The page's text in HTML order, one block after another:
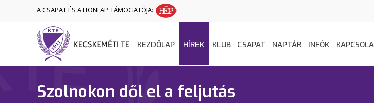
A CSAPAT ÉS A HONLAP TÁMOGATÓJA:
KEZDŐLAP HÍREK KLUB CSAPAT NAPTÁR INFÓK
Szolnokon dől el a feljutás